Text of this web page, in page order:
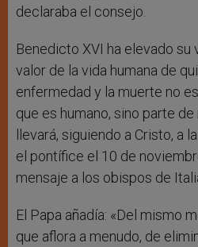
declaraba el consejo.
Benedicto XVI ha elevado su
valor de la vida humana de
enfermedad y la muerte no
que es humano, sino parte
llevará, siguiendo a Cristo, a
el pontífice el 10 de
mensaje a los obispos de
El Papa añadía: «Del mismo
que aflora a menudo, de